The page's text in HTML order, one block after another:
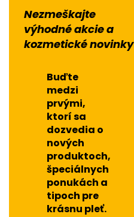
Nezmeškajte
výhodné akcie a
kozmetické novinky
Buďte
medzi
prvými,
ktorí sa
dozvedia o
nových
produktoch,
špeciálnych
ponukách a
tipoch pre
krásnu pleť.